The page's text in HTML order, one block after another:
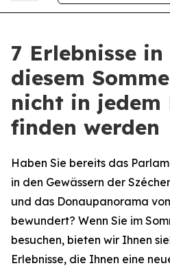
7 Erlebnisse
diesem
nicht in jedem
finden werden
Haben Sie bereits das
in den Gewässern der
und das Donaupanorama
bewundert? Wenn Sie im
besuchen, bieten wir Ihnen
Erlebnisse, die Ihnen eine